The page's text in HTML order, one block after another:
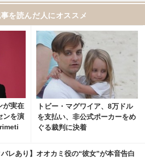
事を読んだ人にオススメ
が実在
ンを演
トビー・マグワイア、8万ドル
を支払い、非公式ポーカーをめ
ぐる裁判に決着
バレあり】オオカミ役の“彼女”が本音告白